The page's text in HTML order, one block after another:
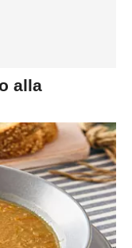
alla